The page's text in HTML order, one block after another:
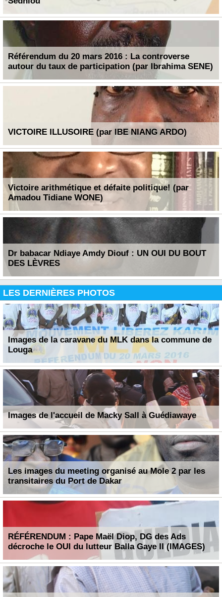
Référendum du 20 mars 2016 : La controverse
autour du taux de participation (par Ibrahima SENE)
VICTOIRE ILLUSOIRE (par IBE NIANG ARDO)
Victoire arithmétique et défaite politique! (par
Amadou Tidiane WONE)
Dr babacar Ndiaye Amdy Diouf : UN OUI DU BOUT
DES LÈVRES
LES DERNIÈRES PHOTOS
Images de la caravane du MLK dans la commune de
Louga
Images de l'accueil de Macky Sall à Guédiawaye
Les images du meeting organisé au Mole 2 par les
transitaires du Port de Dakar
RÉFÉRENDUM : Pape Maël Diop, DG des Ads
décroche le OUI du lutteur Balla Gaye II (IMAGES)